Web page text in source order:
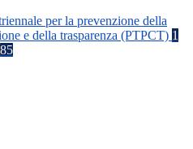
per la prevenzione della
e della trasparenza (PTPCT) 1
85